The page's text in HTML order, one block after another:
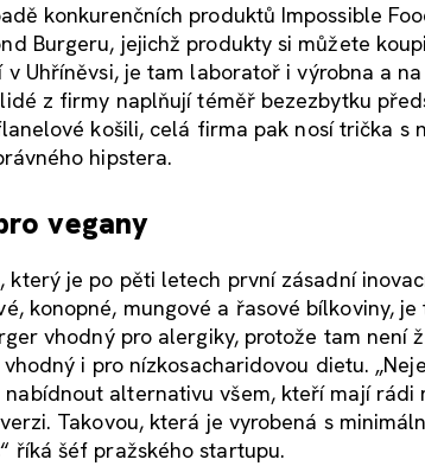
konkurenčních produktů Impossible
Burgeru, jejichž produkty si můžete
v Uhříněvsi, je tam laboratoř i výrobna a
z firmy naplňují téměř bezezbytku
košili, celá firma pak nosí trička s
hipstera.
vegany
který je po pěti letech první zásadní
konopné, mungové a řasové bílkoviny,
vhodný pro alergiky, protože tam není
i pro nízkosacharidovou dietu.
nabídnout alternativu všem, kteří mají
Takovou, která je vyrobená s
říká šéf pražského startupu.